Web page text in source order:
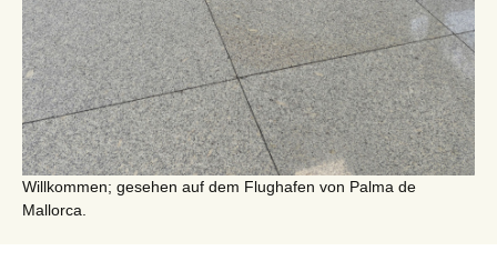
Willkommen; gesehen auf dem Flughafen von Palma de
Mallorca.